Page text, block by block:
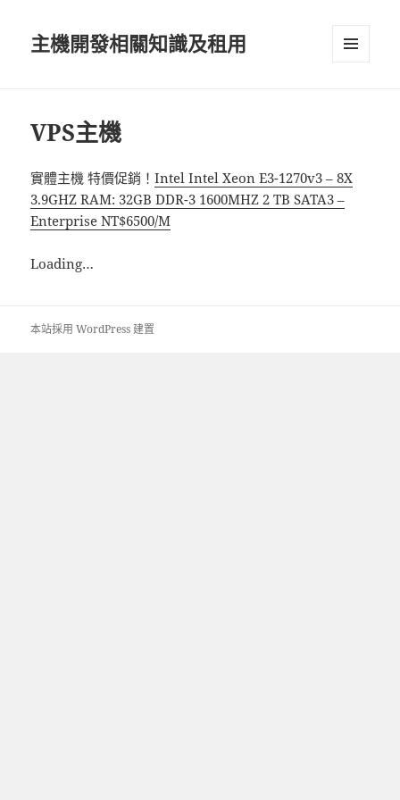
主機開發相關知識及租用
VPS主機
實體主機 特價促銷！Intel Intel Xeon E3-1270v3 – 8X
3.9GHZ RAM: 32GB DDR-3 1600MHZ 2 TB SATA3 –
Enterprise NT$6500/M
Loading…
本站採用 WordPress 建置